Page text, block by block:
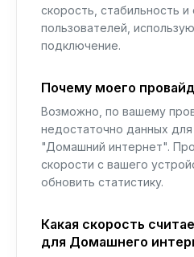
скорость, стабильность
пользователей,
подключение.
Почему моего
Возможно, по вашему
недостаточно данных для
"Домашний интернет".
скорости с вашего
обновить статистику.
Какая скорость
для Домашнего